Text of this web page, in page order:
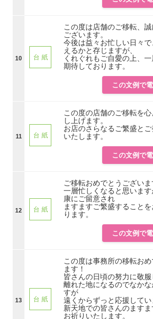
10 台 紙
この度は店舗のご移転、誠
ございます。
今後は益々お忙しい日々
えるかと存じますが、
くれぐれもご自愛の上、
期待しております。
この文例で
11 台 紙
この度の店舗のご移転を
し上げます。
お店のさらなるご繁盛とご
いたします。
この文例で
12 台 紙
ご移転おめでとうございま
一層忙しくなると思いま
康にご留意され
ますますご繁盛すること
ります。
この文例で
13 台 紙
この度は事務所の移転お
ます！
皆さんの日頃の努力に敬服
離れた地になるのでなか
すが
遠くからずっと応援してい
新天地での皆さんのます
お祈りいたします。